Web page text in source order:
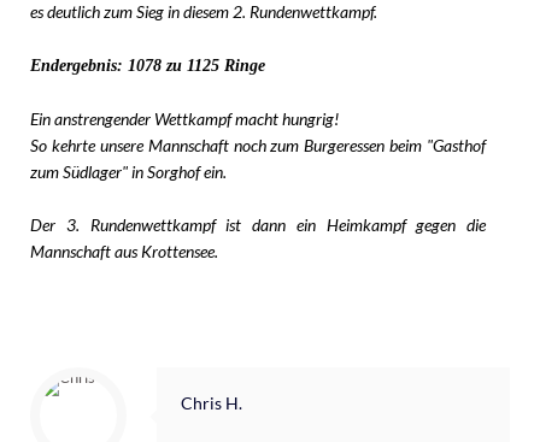
es deutlich zum Sieg in diesem 2. Rundenwettkampf.
Endergebnis: 1078 zu 1125 Ringe
Ein anstrengender Wettkampf macht hungrig!
So kehrte unsere Mannschaft noch zum Burgeressen beim "Gasthof
zum Südlager" in Sorghof ein.
Der 3. Rundenwettkampf ist dann ein Heimkampf gegen die
Mannschaft aus Krottensee.
Chris H.